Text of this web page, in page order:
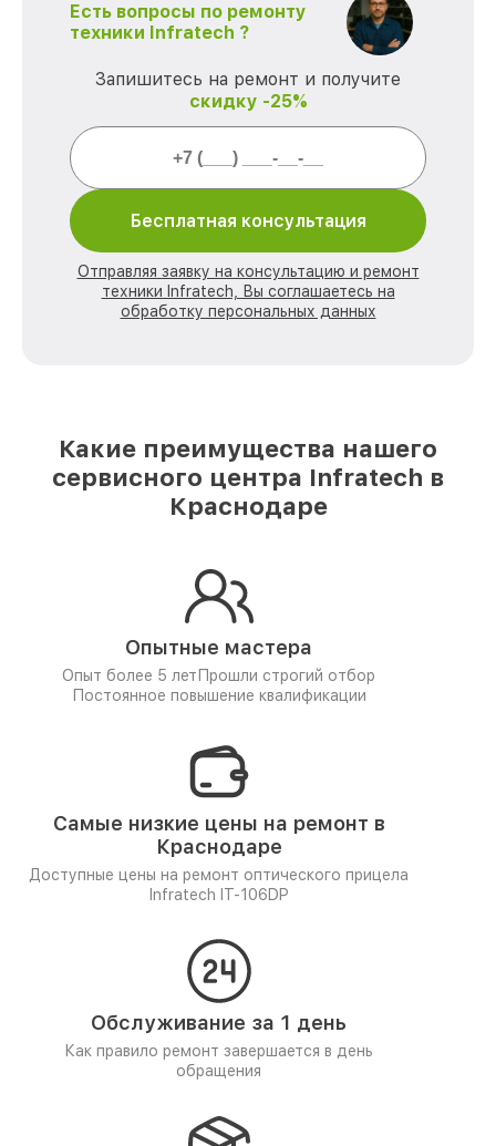
Есть вопросы по ремонту
техники Infratech ?
Запишитесь на ремонт и получите
скидку -25%
Бесплатная консультация
Отправляя заявку на консультацию и ремонт
техники Infratech, Вы соглашаетесь на
обработку персональных данных
Какие преимущества нашего
сервисного центра Infratech в
Краснодаре
Опытные мастера
Опыт более 5 лет Прошли строгий отбор
Постоянное повышение квалификации
Самые низкие цены на ремонт в
Краснодаре
Доступные цены на ремонт оптического прицела
Infratech IT-106DP
Обслуживание за 1 день
Как правило ремонт завершается в день
обращения